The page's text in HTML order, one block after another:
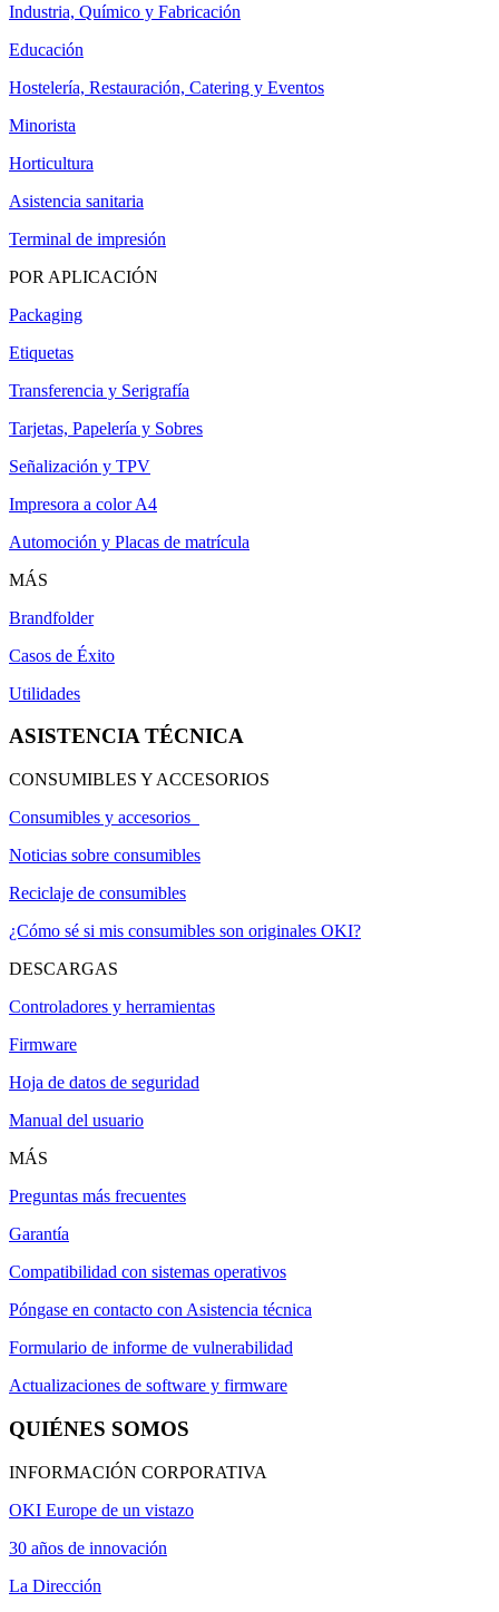
Industria, Químico y Fabricación
Educación
Hostelería, Restauración, Catering y Eventos
Minorista
Horticultura
Asistencia sanitaria
Terminal de impresión
POR APLICACIÓN
Packaging
Etiquetas
Transferencia y Serigrafía
Tarjetas, Papelería y Sobres
Señalización y TPV
Impresora a color A4
Automoción y Placas de matrícula
MÁS
Brandfolder
Casos de Éxito
Utilidades
ASISTENCIA TÉCNICA
CONSUMIBLES Y ACCESORIOS
Consumibles y accesorios
Noticias sobre consumibles
Reciclaje de consumibles
¿Cómo sé si mis consumibles son originales OKI?
DESCARGAS
Controladores y herramientas
Firmware
Hoja de datos de seguridad
Manual del usuario
MÁS
Preguntas más frecuentes
Garantía
Compatibilidad con sistemas operativos
Póngase en contacto con Asistencia técnica
Formulario de informe de vulnerabilidad
Actualizaciones de software y firmware
QUIÉNES SOMOS
INFORMACIÓN CORPORATIVA
OKI Europe de un vistazo
30 años de innovación
La Dirección